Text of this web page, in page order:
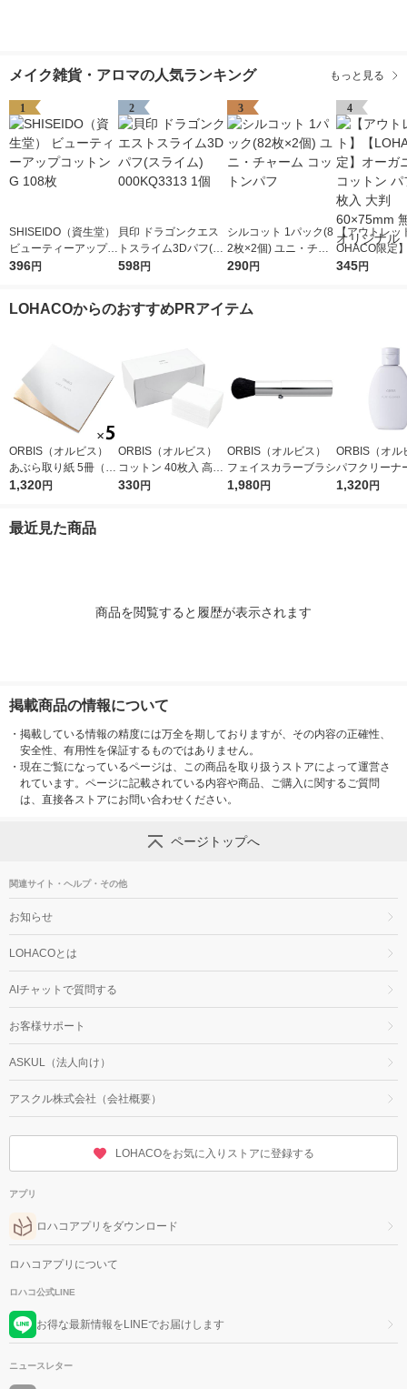
メイク雑貨・アロマの人気ランキング もっと見る
1
SHISEIDO（資生堂）
ビューティーアップコ
ットン G 108枚
396円
2
貝印 ドラゴンクエス
トスライム3Dパフ(ス
ライム) 000KQ3313 1
598円
3
シルコット 1パック(8
2枚×2個) ユニ・チャ
ーム コットンパフ
290円
4
【アウトレッ
OHACO限定
ニック コット
345円
LOHACOからのおすすめPRアイテム
ORBIS（オルビス）
あぶら取り紙 5冊（30
枚×5冊）
1,320円
ORBIS（オルビス）
コットン 40枚入 高級
綿100％
330円
ORBIS（オルビス）
フェイスカラーブラシ
1,980円
ORBIS（オル
パフクリーナ
×2個
1,320円
最近見た商品
商品を閲覧すると履歴が表示されます
掲載商品の情報について
・ 掲載している情報の精度には万全を期しておりますが、その内容の正確性、
安全性、有用性を保証するものではありません。
・ 現在ご覧になっているページは、この商品を取り扱うストアによって運営さ
れています。ページに記載されている内容や商品、ご購入に関するご質問
は、直接各ストアにお問い合わせください。
ページトップへ
関連サイト・ヘルプ・その他
お知らせ
LOHACOとは
AIチャットで質問する
お客様サポート
ASKUL（法人向け）
アスクル株式会社（会社概要）
LOHACOをお気に入りストアに登録する
アプリ
ロハコアプリをダウンロード
ロハコアプリについて
ロハコ公式LINE
お得な最新情報をLINEでお届けします
ニュースレター